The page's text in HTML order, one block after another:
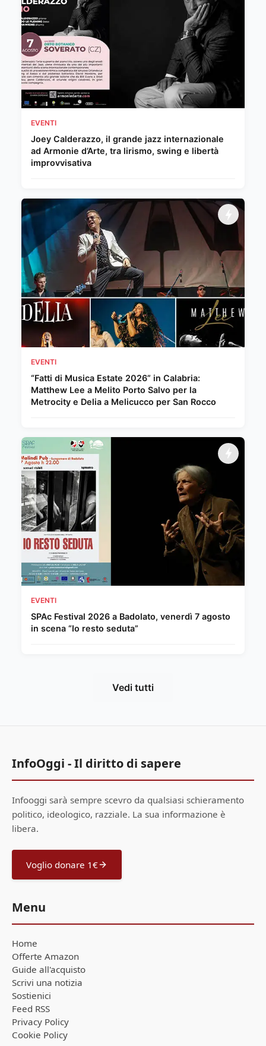
EVENTI
Joey Calderazzo, il grande jazz internazionale
ad Armonie d’Arte, tra lirismo, swing e libertà
improvvisativa
EVENTI
“Fatti di Musica Estate 2026” in Calabria:
Matthew Lee a Melito Porto Salvo per la
Metrocity e Delia a Melicucco per San Rocco
EVENTI
SPAc Festival 2026 a Badolato, venerdì 7 agosto
in scena “Io resto seduta”
Vedi tutti
InfoOggi - Il diritto di sapere
Infooggi sarà sempre scevro da qualsiasi schieramento
politico, ideologico, razziale. La sua informazione è
libera.
Voglio donare 1€
Menu
Home
Offerte Amazon
Guide all'acquisto
Scrivi una notizia
Sostienici
Feed RSS
Privacy Policy
Cookie Policy